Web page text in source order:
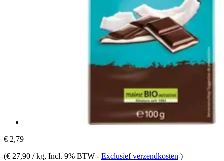
€ 2,79
(€ 27,90 / kg, Incl. 9% BTW - Exclusief verzendkosten )